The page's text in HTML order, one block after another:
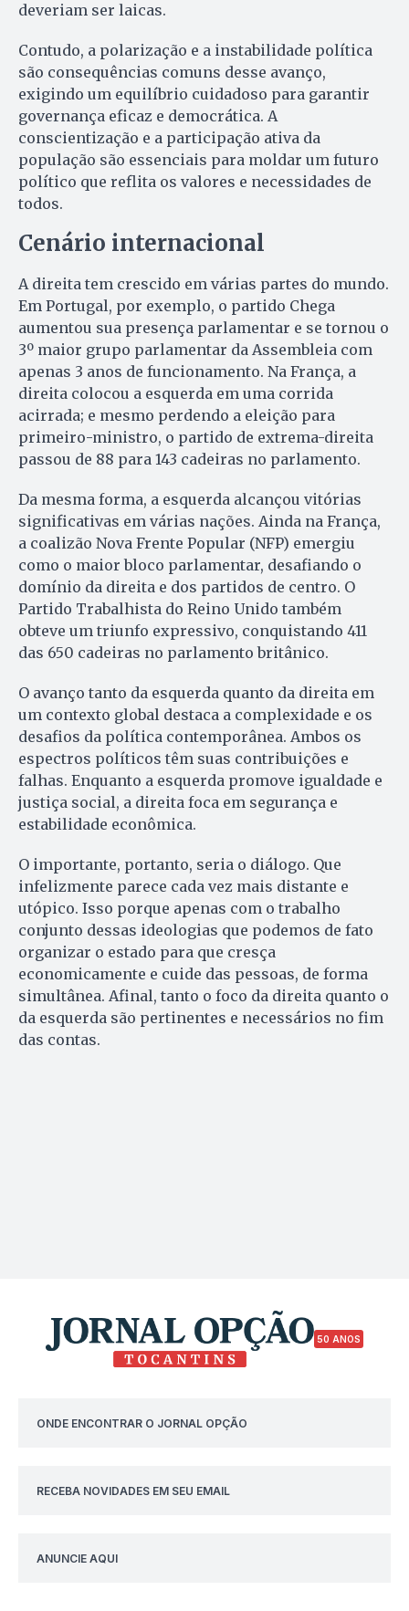
deveriam ser laicas.
Contudo, a polarização e a instabilidade política
são consequências comuns desse avanço,
exigindo um equilíbrio cuidadoso para garantir
governança eficaz e democrática. A
conscientização e a participação ativa da
população são essenciais para moldar um futuro
político que reflita os valores e necessidades de
todos.
Cenário internacional
A direita tem crescido em várias partes do mundo.
Em Portugal, por exemplo, o partido Chega
aumentou sua presença parlamentar e se tornou o
3º maior grupo parlamentar da Assembleia com
apenas 3 anos de funcionamento. Na França, a
direita colocou a esquerda em uma corrida
acirrada; e mesmo perdendo a eleição para
primeiro-ministro, o partido de extrema-direita
passou de 88 para 143 cadeiras no parlamento.
Da mesma forma, a esquerda alcançou vitórias
significativas em várias nações. Ainda na França,
a coalizão Nova Frente Popular (NFP) emergiu
como o maior bloco parlamentar, desafiando o
domínio da direita e dos partidos de centro. O
Partido Trabalhista do Reino Unido também
obteve um triunfo expressivo, conquistando 411
das 650 cadeiras no parlamento britânico.
O avanço tanto da esquerda quanto da direita em
um contexto global destaca a complexidade e os
desafios da política contemporânea. Ambos os
espectros políticos têm suas contribuições e
falhas. Enquanto a esquerda promove igualdade e
justiça social, a direita foca em segurança e
estabilidade econômica.
O importante, portanto, seria o diálogo. Que
infelizmente parece cada vez mais distante e
utópico. Isso porque apenas com o trabalho
conjunto dessas ideologias que podemos de fato
organizar o estado para que cresça
economicamente e cuide das pessoas, de forma
simultânea. Afinal, tanto o foco da direita quanto o
da esquerda são pertinentes e necessários no fim
das contas.
50 ANOS
ONDE ENCONTRAR O JORNAL OPÇÃO
RECEBA NOVIDADES EM SEU EMAIL
ANUNCIE AQUI